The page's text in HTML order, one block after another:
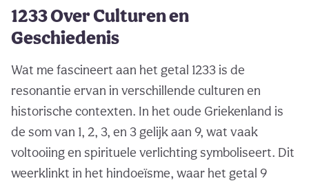
1233 Over Culturen en
Geschiedenis
Wat me fascineert aan het getal 1233 is de
resonantie ervan in verschillende culturen en
historische contexten. In het oude Griekenland is
de som van 1, 2, 3, en 3 gelijk aan 9, wat vaak
voltooiing en spirituele verlichting symboliseert. Dit
weerklinkt in het hindoeïsme, waar het getal 9